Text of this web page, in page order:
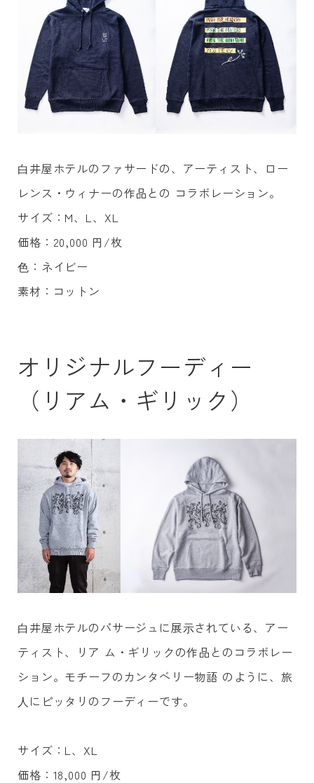
⽩井屋ホテルのファサードの、アーティスト、ロー
レンス・ウィナーの作品との コラボレーション。
サイズ：M、L、XL
価格：20,000 円/枚
⾊：ネイビー
素材：コットン
オリジナルフーディー
（リアム・ギリック）
⽩井屋ホテルのパサージュに展⽰されている、アー
ティスト、リア ム・ギリックの作品とのコラボレー
ション。モチーフのカンタベリー物語 のように、旅
⼈にピッタリのフーディーです。
サイズ：L、XL
価格：18,000 円/枚